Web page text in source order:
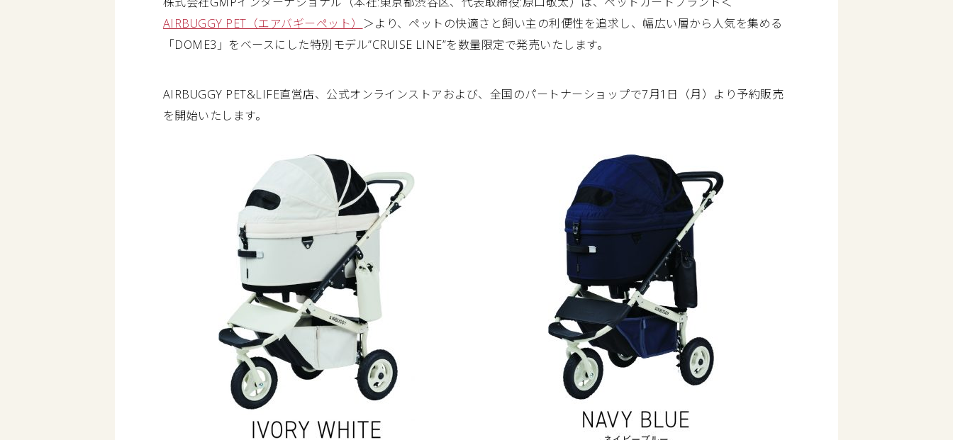
AIRBUGGY PET（エアバギーペット）
＞より、ペットの快適さと飼い主の利便性を追求し、幅広い層から人気を集める
「DOME3」をベースにした特別モデル”CRUISE LINE”を数量限定で発売いたします。
AIRBUGGY PET&LIFE直営店、公式オンラインストアおよび、全国のパートナーショップで7月1日（月）より予約販売
を開始いたします。